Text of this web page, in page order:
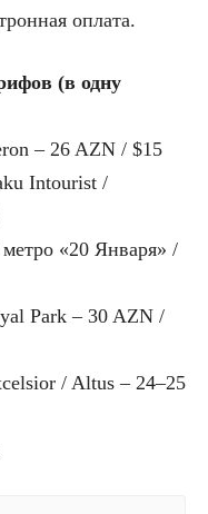
оплата.
(в одну
– 26 AZN / $15
Intourist /
«20 Января» /
Park – 30 AZN /
/ Altus – 24–25